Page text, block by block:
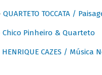
QUARTETO TOCCATA /
Chico Pinheiro & Quarteto
HENRIQUE CAZES / Música